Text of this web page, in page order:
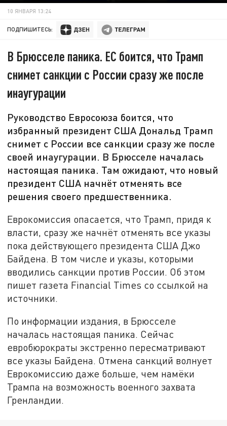
10 ЯНВАРЯ 13:24
ПОДПИШИТЕСЬ:
В Брюсселе паника. ЕС боится, что Трамп
снимет санкции с России сразу же после
инаугурации
Руководство Евросоюза боится, что
избранный президент США Дональд Трамп
снимет с России все санкции сразу же после
своей инаугурации. В Брюсселе началась
настоящая паника. Там ожидают, что новый
президент США начнёт отменять все
решения своего предшественника.
Еврокомиссия опасается, что Трамп, придя к
власти, сразу же начнёт отменять все указы
пока действующего президента США Джо
Байдена. В том числе и указы, которыми
вводились санкции против России. Об этом
пишет газета Financial Times со ссылкой на
источники.
По информации издания, в Брюсселе
началась настоящая паника. Сейчас
евробюрократы экстренно пересматривают
все указы Байдена. Отмена санкций волнует
Еврокомиссию даже больше, чем намёки
Трампа на возможность военного захвата
Гренландии.